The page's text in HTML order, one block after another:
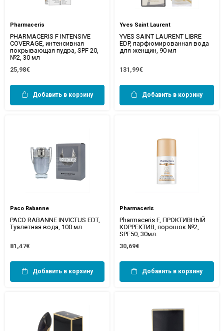
Pharmaceris
PHARMACERIS F INTENSIVE
COVERAGE, интенсивная
покрывающая пудра, SPF 20,
№2, 30 мл
25,98€
Добавить в корзину
Yves Saint Laurent
YVES SAINT LAURENT LIBRE
EDP, парфюмированная вода
для женщин, 90 мл
131,99€
Добавить в корзину
Paco Rabanne
PACO RABANNE INVICTUS EDT,
Туалетная вода, 100 мл
81,47€
Добавить в корзину
Pharmaceris
Pharmaceris F, ПРОКТИВНЫЙ
КОРРЕКТИВ, порошок №2,
SPF50, 30мл.
30,69€
Добавить в корзину